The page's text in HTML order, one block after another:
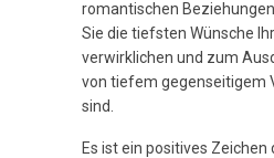
romantischen
Sie die tiefsten Wünsche
verwirklichen und zum
von tiefem gegenseitigem
sind.
Es ist ein positives Zeichen